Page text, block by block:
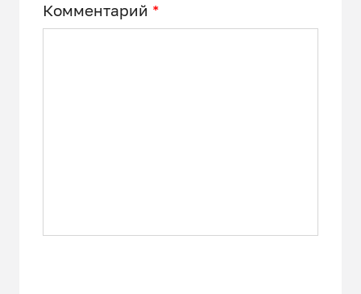
Комментарий *